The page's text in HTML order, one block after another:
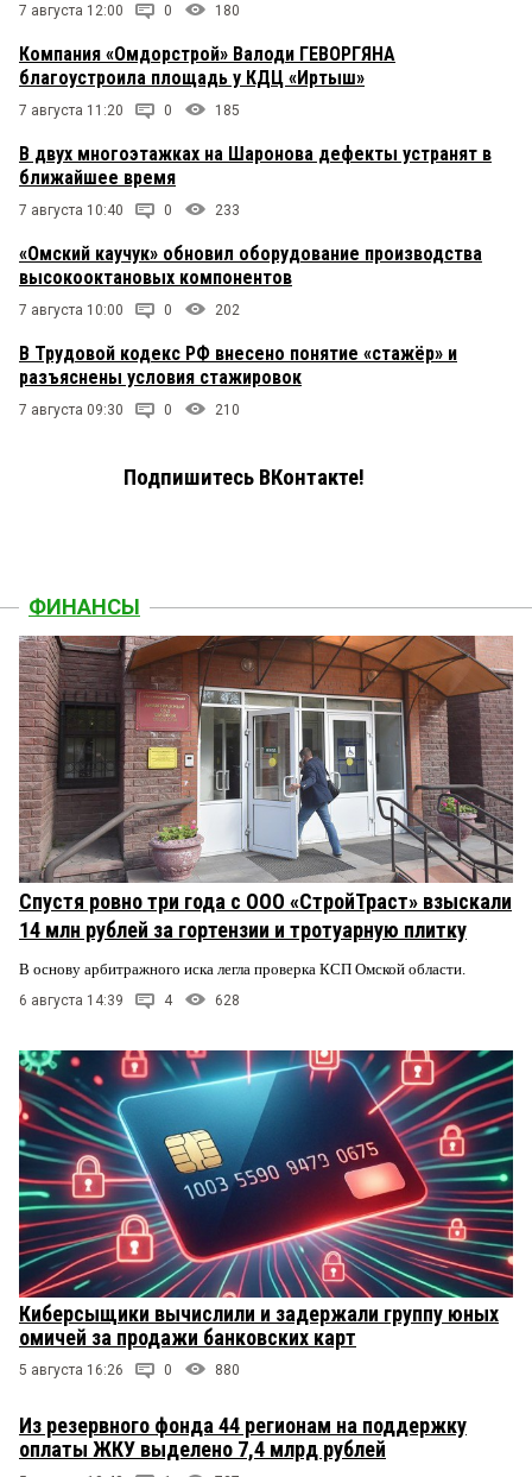
7 августа 12:00 0 180
Компания «Омдорстрой» Валоди ГЕВОРГЯНА
благоустроила площадь у КДЦ «Иртыш»
7 августа 11:20 0 185
В двух многоэтажках на Шаронова дефекты устранят в
ближайшее время
7 августа 10:40 0 233
«Омский каучук» обновил оборудование производства
высокооктановых компонентов
7 августа 10:00 0 202
В Трудовой кодекс РФ внесено понятие «стажёр» и
разъяснены условия стажировок
7 августа 09:30 0 210
Подпишитесь ВКонтакте!
ФИНАНСЫ
Спустя ровно три года с ООО «СтройТраст» взыскали
14 млн рублей за гортензии и тротуарную плитку
В основу арбитражного иска легла проверка КСП Омской области.
6 августа 14:39 4 628
Киберсыщики вычислили и задержали группу юных
омичей за продажи банковских карт
5 августа 16:26 0 880
Из резервного фонда 44 регионам на поддержку
оплаты ЖКУ выделено 7,4 млрд рублей